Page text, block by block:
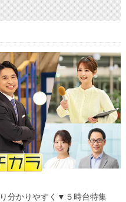
分かりやすく▼５時台特集